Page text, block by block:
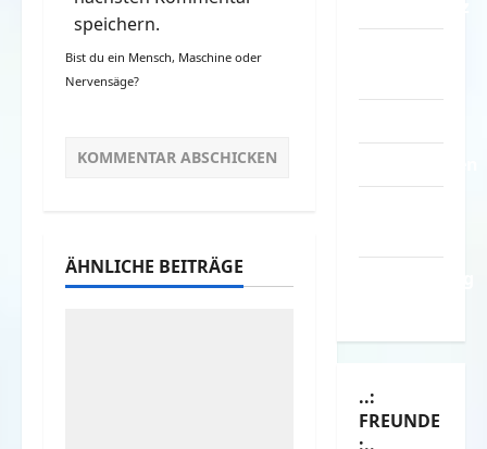
speichern.
Bist du ein Mensch, Maschine oder
Nervensäge?
ÄHNLICHE BEITRÄGE
..:
FREUNDE